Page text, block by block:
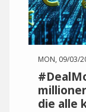
MON, 09/03/
die alle